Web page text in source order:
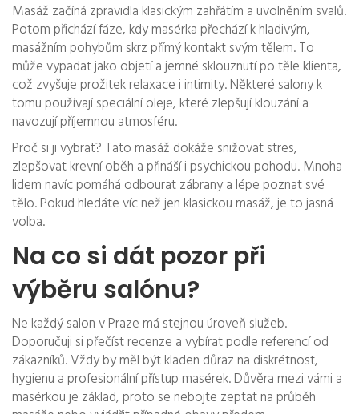
Masáž začíná zpravidla klasickým zahřátím a uvolněním svalů.
Potom přichází fáze, kdy masérka přechází k hladivým,
masážním pohybům skrz přímý kontakt svým tělem. To
může vypadat jako objetí a jemné sklouznutí po těle klienta,
což zvyšuje prožitek relaxace i intimity. Některé salony k
tomu používají speciální oleje, které zlepšují klouzání a
navozují příjemnou atmosféru.
Proč si ji vybrat? Tato masáž dokáže snižovat stres,
zlepšovat krevní oběh a přináší i psychickou pohodu. Mnoha
lidem navíc pomáhá odbourat zábrany a lépe poznat své
tělo. Pokud hledáte víc než jen klasickou masáž, je to jasná
volba.
Na co si dát pozor při
výběru salónu?
Ne každý salon v Praze má stejnou úroveň služeb.
Doporučuji si přečíst recenze a vybírat podle referencí od
zákazníků. Vždy by měl být kladen důraz na diskrétnost,
hygienu a profesionální přístup masérek. Důvěra mezi vámi a
masérkou je základ, proto se nebojte zeptat na průběh